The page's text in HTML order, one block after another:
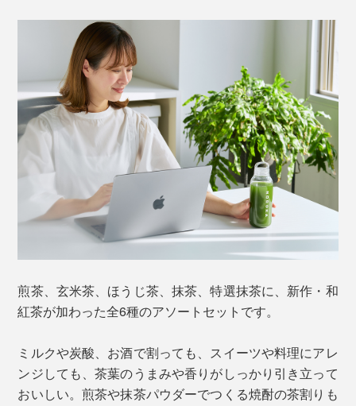
煎茶、玄米茶、ほうじ茶、抹茶、特選抹茶に、新作・和
紅茶が加わった全6種のアソートセットです。
ミルクや炭酸、お酒で割っても、スイーツや料理にアレ
ンジしても、茶葉のうまみや香りがしっかり引き立って
おいしい。煎茶や抹茶パウダーでつくる焼酎の茶割りも